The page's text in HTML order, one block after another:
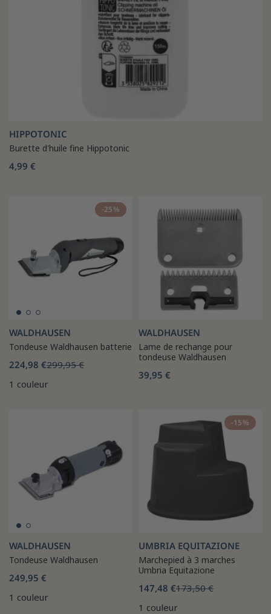
HIPPOTONIC
Burette d'huile fine Hippotonic
4,99 €
-25%
WALDHAUSEN
Tondeuse Waldhausen batterie
224,98 €299,95 €
1 couleur
WALDHAUSEN
Lame de rechange pour
tondeuse Waldhausen
39,95 €
WALDHAUSEN
Tondeuse Waldhausen
249,95 €
1 couleur
-15%
UMBRIA EQUITAZIONE
Marchepied à 3 marches
Umbria Equitazione
147,48 €173,50 €
1 couleur